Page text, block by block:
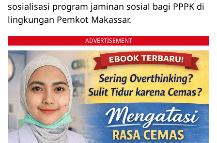
sosialisasi program jaminan sosial bagi PPPK di
lingkungan Pemkot Makassar.
ADVERTISEMENT